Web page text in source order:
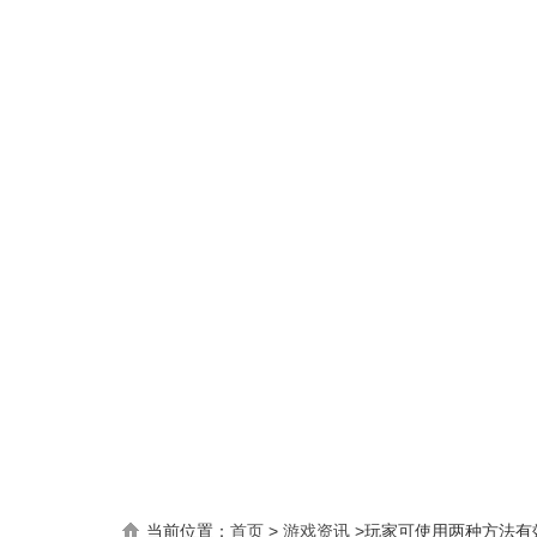
当前位置： 首页 > 游戏资讯 >玩家可使用两种方法